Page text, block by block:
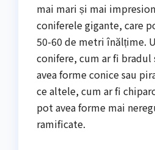
mai mari și mai
coniferele gigante, care
50-60 de metri înălțime.
conifere, cum ar fi
avea forme conice sau
ce altele, cum ar fi
pot avea forme mai
ramificate.